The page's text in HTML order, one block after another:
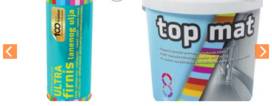
Dodaj
na
listu
želja